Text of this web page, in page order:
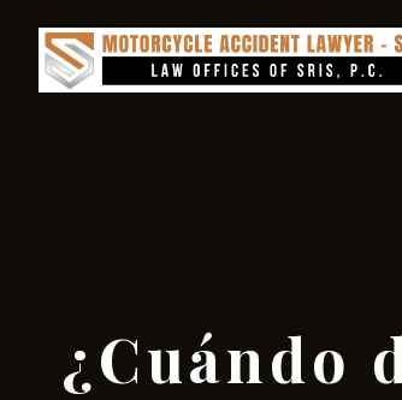
¿Cuándo